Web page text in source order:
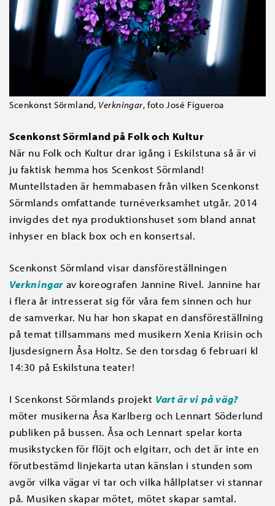
Scenkonst Sörmland, Verkningar, foto José Figueroa
Scenkonst Sörmland på Folk och Kultur
När nu Folk och Kultur drar igång i Eskilstuna så är vi
ju faktisk hemma hos Scenkost Sörmland!
Muntellstaden är hemmabasen från vilken Scenkonst
Sörmlands omfattande turnéverksamhet utgår. 2014
invigdes det nya produktionshuset som bland annat
inhyser en black box och en konsertsal.
Scenkonst Sörmland visar dansföreställningen
Verkningar av koreografen Jannine Rivel. Jannine har
i flera år intresserat sig för våra fem sinnen och hur
de samverkar. Nu har hon skapat en dansföreställning
på temat tillsammans med musikern Xenia Kriisin och
ljusdesignern Åsa Holtz. Se den torsdag 6 februari kl
14:30 på Eskilstuna teater!
I Scenkonst Sörmlands projekt Vart är vi på väg?
möter musikerna Åsa Karlberg och Lennart Söderlund
publiken på bussen. Åsa och Lennart spelar korta
musikstycken för flöjt och elgitarr, och det är inte en
förutbestämd linjekarta utan känslan i stunden som
avgör vilka vägar vi tar och vilka hållplatser vi stannar
på. Musiken skapar mötet, mötet skapar samtal.